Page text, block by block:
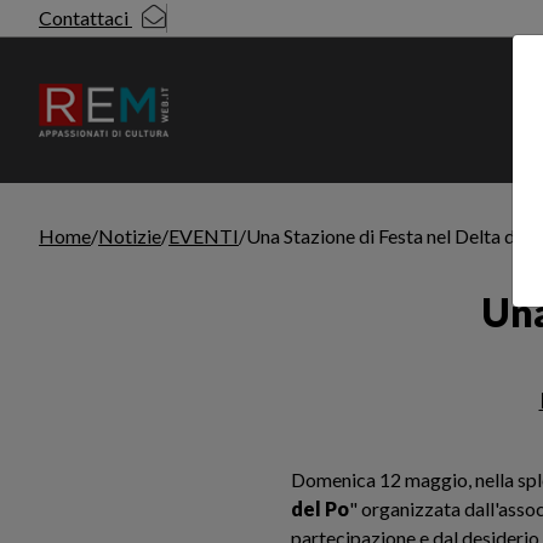
Contattaci
Home Notizie EVENTI Una Stazione di Festa nel Delta del
Domenica 12 maggio, nella
del Po" organizzata
partecipazione e dal